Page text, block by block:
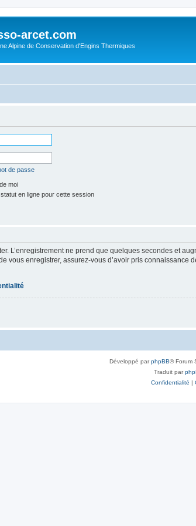
arcet.com
Alpine de Conservation d'Engins Thermiques
de passe
moi
en ligne pour cette session
L’enregistrement ne prend que quelques secondes et
vous enregistrer, assurez-vous d’avoir pris
Développé parphpBB® Forum
Traduit par
Confidentialité |